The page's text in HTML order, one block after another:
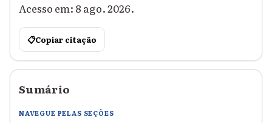
Acesso em: 8 ago. 2026.
📋Copiar citação
Sumário
NAVEGUE PELAS SEÇÕES